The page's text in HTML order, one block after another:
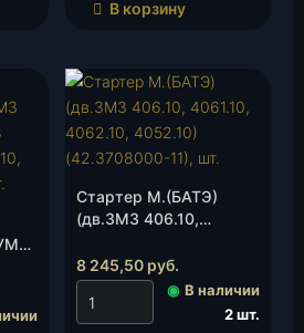
В корзину
Стартер М.(БАТЭ)
(дв.ЗМЗ 406.10,
4052.10)(42.3708000-
11), шт.
8 245,50 руб.
◉ В наличии
2 шт.